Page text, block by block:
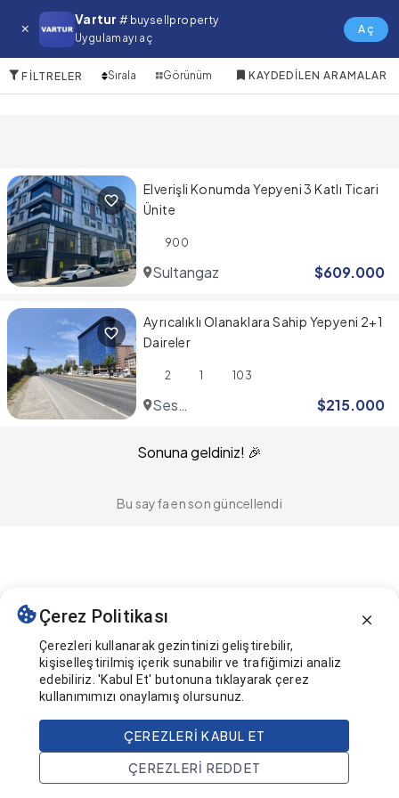
Vartur # buysellproperty
Uygulamayı aç
Aç
Sultangazi Satılık Emlak
FILTRELER Sırala Görünüm KAYDEDILEN ARAMALAR
Elverişli Konumda Yepyeni 3 Katlı Ticari
Ünite
900
Sultangazi $609.000
Ayrıcalıklı Olanaklara Sahip Yepyeni 2+1
Daireler
2 1 103
Ses
$215.000
Sonuna geldiniz! 🎉
Bu sayfa en son güncellendi
Ana Sayfa Ara Projeler Hesap
Çerez Politikası
Çerezleri kullanarak gezintinizi geliştirebilir,
kişiselleştirilmiş içerik sunabilir ve trafiğimizi analiz
edebiliriz. 'Kabul Et' butonuna tıklayarak çerez
kullanımımızı onaylamış olursunuz.
ÇEREZLERI KABUL ET
ÇEREZLERI REDDET